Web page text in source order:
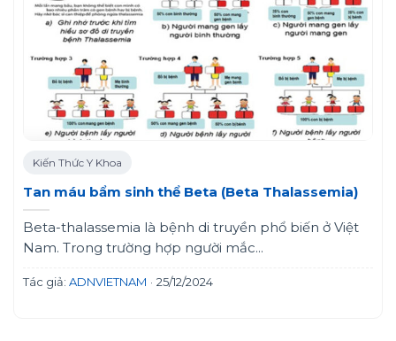
Kiến Thức Y Khoa
Tan máu bẩm sinh thể Beta (Beta Thalassemia)
Beta-thalassemia là bệnh di truyền phổ biến ở Việt
Nam. Trong trường hợp người mắc...
Tác giả: ADNVIETNAM · 25/12/2024